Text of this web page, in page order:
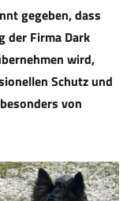
gegeben, dass
der Firma Dark
wird,
Schutz und
von